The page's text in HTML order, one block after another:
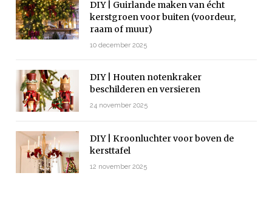
DIY | Guirlande maken van écht
kerstgroen voor buiten (voordeur,
raam of muur)
10 december 2025
DIY | Houten notenkraker
beschilderen en versieren
24 november 2025
DIY | Kroonluchter voor boven de
kersttafel
12 november 2025